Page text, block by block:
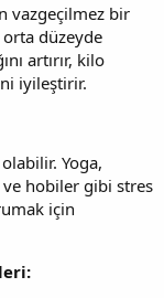
vazgeçilmez bir
orta düzeyde
artırır, kilo
iyileştirir.
Yoga,
hobiler gibi stres
için